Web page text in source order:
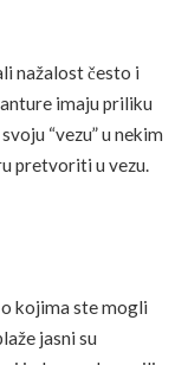
nažalost često i
imaju priliku
“vezu” u nekim
pretvoriti u vezu.
kojima ste mogli
jasni su